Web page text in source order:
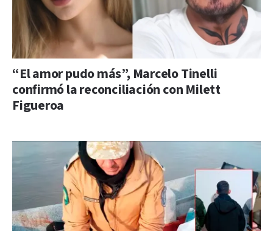
“El amor pudo más”, Marcelo Tinelli
confirmó la reconciliación con Milett
Figueroa